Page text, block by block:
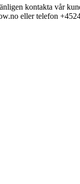
kontakta vår
eller telefon